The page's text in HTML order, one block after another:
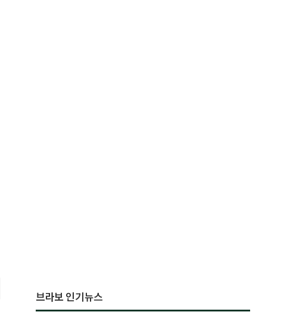
브라보 인기뉴스